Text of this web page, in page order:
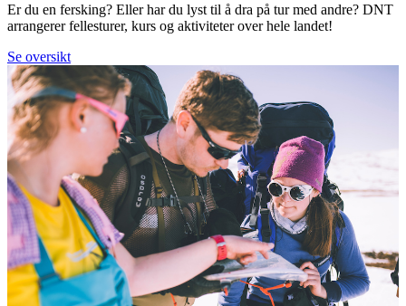
Er du en fersking? Eller har du lyst til å dra på tur med andre? DNT
arrangerer fellesturer, kurs og aktiviteter over hele landet!
Se oversikt